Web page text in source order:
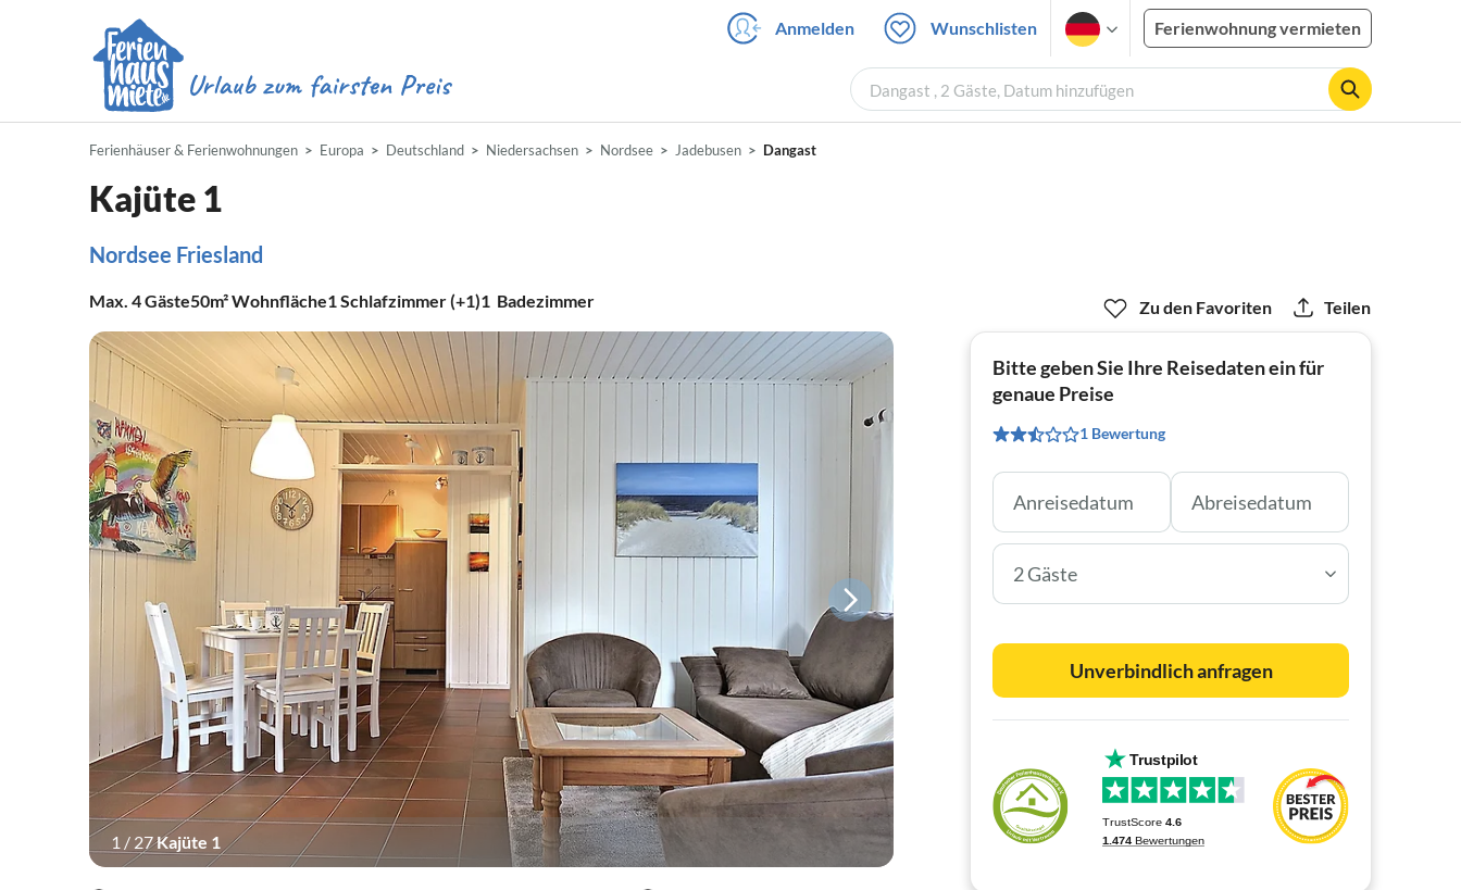
Anmelden Wunschlisten Ferienwohnung vermieten
Dangast , 2 Gäste, Datum hinzufügen
Ferienhäuser & Ferienwohnungen Europa Deutschland Niedersachsen Nordsee Jadebusen Dangast
Kajüte 1
Nordsee Friesland
Max. 4Gäste50m²Wohnfläche1Schlafzimmer (+1)1 Badezimmer
1 / 27Kajüte 1
Zu den Favoriten Teilen
Bitte geben Sie Ihre Reisedaten ein für
genaue Preise
1 Bewertung
2 Gäste
Unverbindlich anfragen